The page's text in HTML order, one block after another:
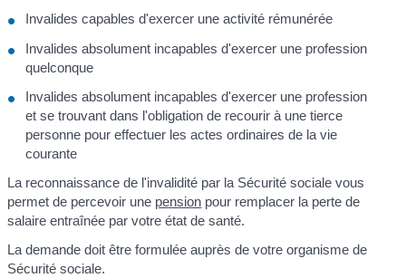
Invalides capables d'exercer une activité rémunérée
Invalides absolument incapables d'exercer une profession
quelconque
Invalides absolument incapables d'exercer une profession
et se trouvant dans l'obligation de recourir à une tierce
personne pour effectuer les actes ordinaires de la vie
courante
La reconnaissance de l'invalidité par la Sécurité sociale vous
permet de percevoir une pension pour remplacer la perte de
salaire entraînée par votre état de santé.
La demande doit être formulée auprès de votre organisme de
Sécurité sociale.